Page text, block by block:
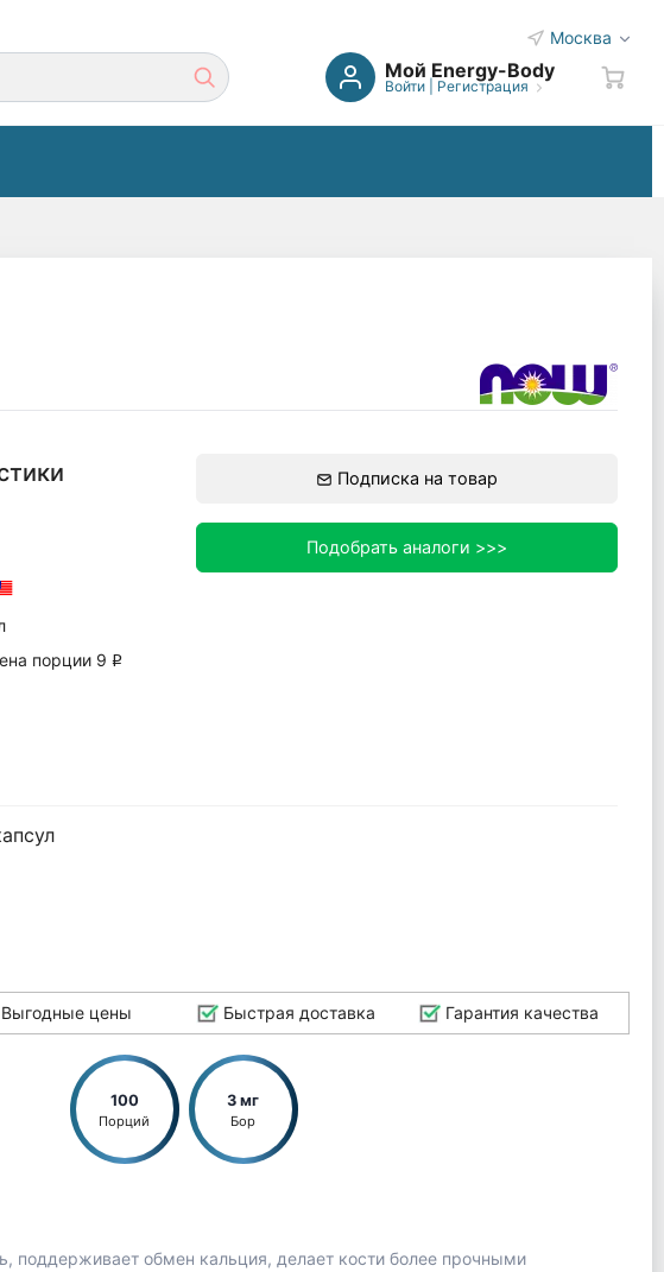
Москва
Мой Energy-Body
Войти| Регистрация
порции 9 q
Подписка на товар
Подобрать аналоги >>>
цены Быстрая доставка Гарантия качества
100
Порций
3 мг
Бор
поддерживает обмен кальция, делает кости более прочными